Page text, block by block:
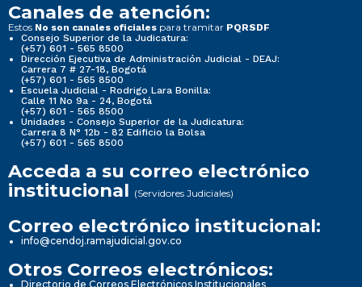
Canales de atención:
Estos No son canales oficiales para tramitar PQRSDF
Consejo Superior de la Judicatura:
(+57) 601 - 565 8500
Dirección Ejecutiva de Administración Judicial - DEAJ:
Carrera 7 # 27-18, Bogotá
(+57) 601 - 565 8500
Escuela Judicial - Rodrigo Lara Bonilla:
Calle 11 No 9a - 24, Bogotá
(+57) 601 - 565 8500
Unidades - Consejo Superior de la Judicatura:
Carrera 8 N° 12b - 82 Edificio la Bolsa
(+57) 601 - 565 8500
Acceda a su correo electrónico
institucional (Servidores Judiciales)
Correo electrónico institucional:
info@cendoj.ramajudicial.gov.co
Otros Correos electrónicos:
Directorio de Correos Electrónicos Institucionales